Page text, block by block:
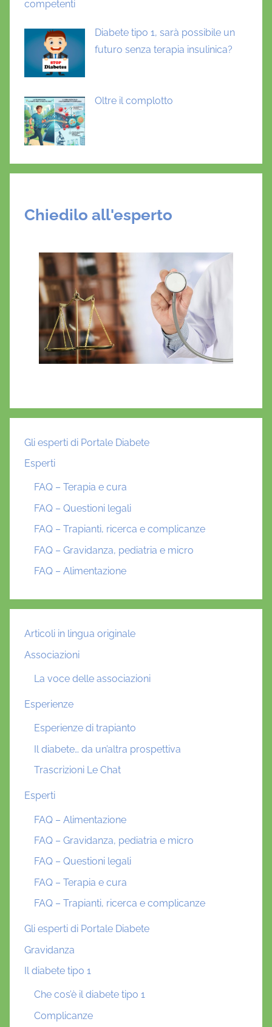
competenti
Diabete tipo 1, sarà possibile un
futuro senza terapia insulinica?
Oltre il complotto
Chiedilo all'esperto
Gli esperti di Portale Diabete
Esperti
FAQ – Terapia e cura
FAQ – Questioni legali
FAQ – Trapianti, ricerca e complicanze
FAQ – Gravidanza, pediatria e micro
FAQ – Alimentazione
Articoli in lingua originale
Associazioni
La voce delle associazioni
Esperienze
Esperienze di trapianto
Il diabete… da un’altra prospettiva
Trascrizioni Le Chat
Esperti
FAQ – Alimentazione
FAQ – Gravidanza, pediatria e micro
FAQ – Questioni legali
FAQ – Terapia e cura
FAQ – Trapianti, ricerca e complicanze
Gli esperti di Portale Diabete
Gravidanza
Il diabete tipo 1
Che cos’è il diabete tipo 1
Complicanze